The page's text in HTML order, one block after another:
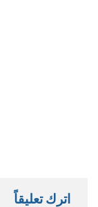
اترك تعليقاً